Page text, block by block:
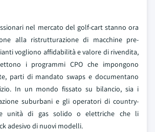
nel mercato del golf-cart stanno ora
alla ristrutturazione di macchine pre-
vogliono affidabilità e valore di rivendita,
i programmi CPO che impongono
parti di mandato swaps e documentano
In un mondo fissato su bilancio, sia i
suburbani e gli operatori di country-
unità di gas solido o elettriche che li
adesivo di nuovi modelli.